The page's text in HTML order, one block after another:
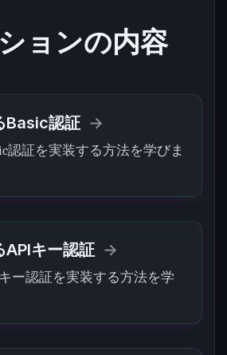
ョンの内容
Basic認証
認証を実装する方法を学びま
APIキー認証
ー認証を実装する方法を学